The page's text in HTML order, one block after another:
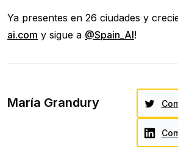
Ya presentes en 26 ciudades y
ai.com y sigue a @Spain_AI!
María Grandury